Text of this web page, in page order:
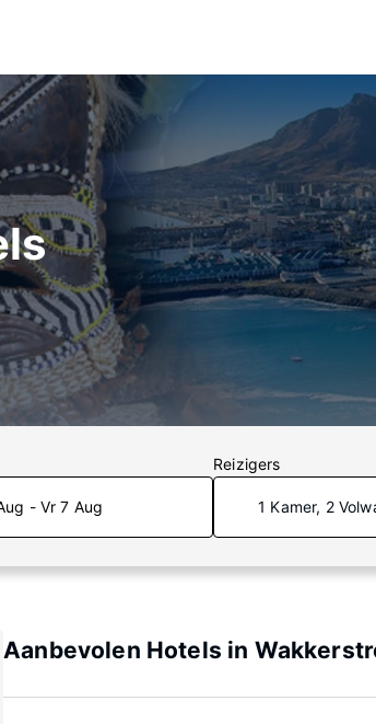
- Vr 7 Aug
Reizigers
1 Kamer, 2
Aanbevolen Hotels in